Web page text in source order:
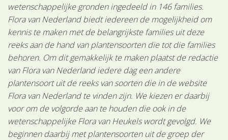
wetenschappelijke gronden ingedeeld in 146 families.
Flora van Nederland biedt iedereen de mogelijkheid om
kennis te maken met de belangrijkste families uit deze
reeks aan de hand van plantensoorten die tot die families
behoren. Om dit gemakkelijk te maken plaatst de redactie
van Flora van Nederland iedere dag een andere
plantensoort uit de reeks van soorten die in de website
Flora van Nederland te vinden zijn. We kiezen er daarbij
voor om de volgorde aan te houden die ook in de
wetenschappelijke Flora van Heukels wordt gevolgd. We
beginnen daarbij met plantensoorten uit de groep der